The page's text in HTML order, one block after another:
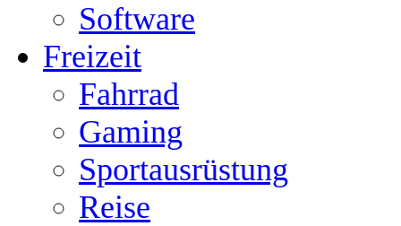
Software
Freizeit
Fahrrad
Gaming
Sportausrüstung
Reise